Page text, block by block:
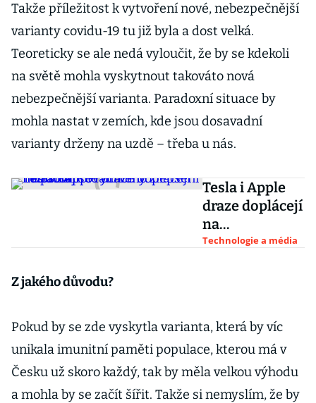
Takže příležitost k vytvoření nové, nebezpečnější
varianty covidu-19 tu již byla a dost velká.
Teoreticky se ale nedá vyloučit, že by se kdekoli
na světě mohla vyskytnout takováto nová
nebezpečnější varianta. Paradoxní situace by
mohla nastat v zemích, kde jsou dosavadní
varianty drženy na uzdě – třeba u nás.
Tesla i Apple
draze doplácejí
na
promořování
Technologie a média
Z jakého důvodu?
Pokud by se zde vyskytla varianta, která by víc
unikala imunitní paměti populace, kterou má v
Česku už skoro každý, tak by měla velkou výhodu
a mohla by se začít šířit. Takže si nemyslím, že by